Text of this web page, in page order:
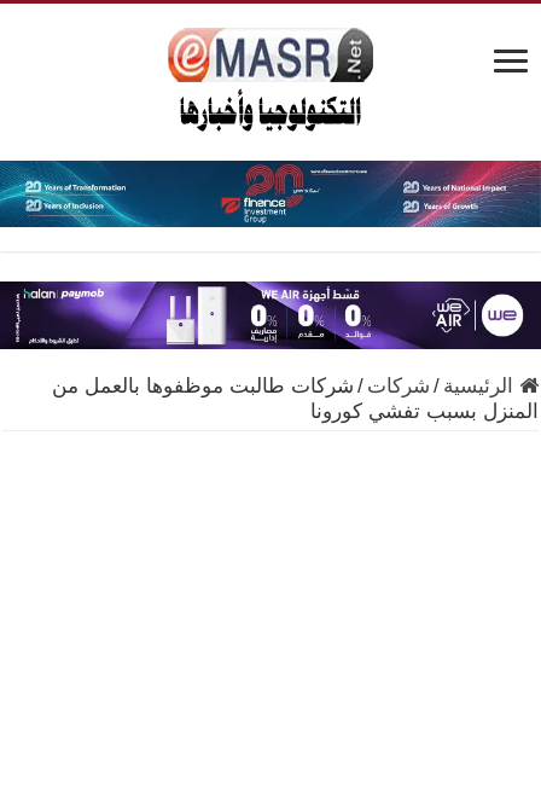
الرئيسية / شركات / شركات طالبت موظفوها بالعمل من
المنزل بسبب تفشي كورونا